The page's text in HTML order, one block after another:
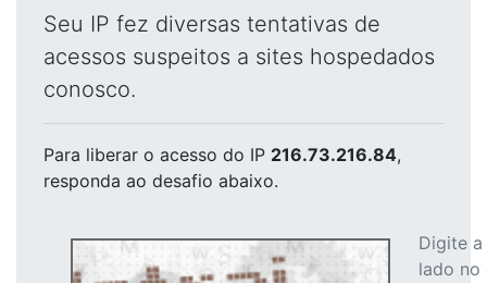
Seu IP fez diversas tentativas de
acessos suspeitos a sites hospedados
conosco.
Para liberar o acesso do IP 216.73.216.84,
responda ao desafio abaixo.
Digite
lado no